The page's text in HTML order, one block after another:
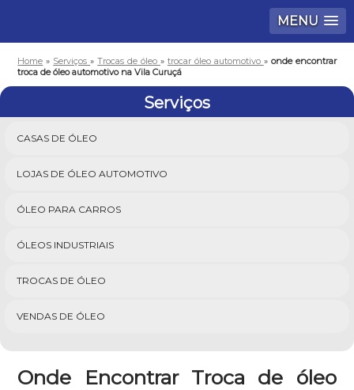
MENU
Home » Serviços»Trocas de óleo » trocar óleo automotivo » onde encontrar
troca de óleo automotivo na Vila Curuçá
Serviços
CASAS DE ÓLEO
LOJAS DE ÓLEO AUTOMOTIVO
ÓLEO PARA CARROS
ÓLEOS INDUSTRIAIS
TROCAS DE ÓLEO
VENDAS DE ÓLEO
Onde Encontrar Troca de óleo